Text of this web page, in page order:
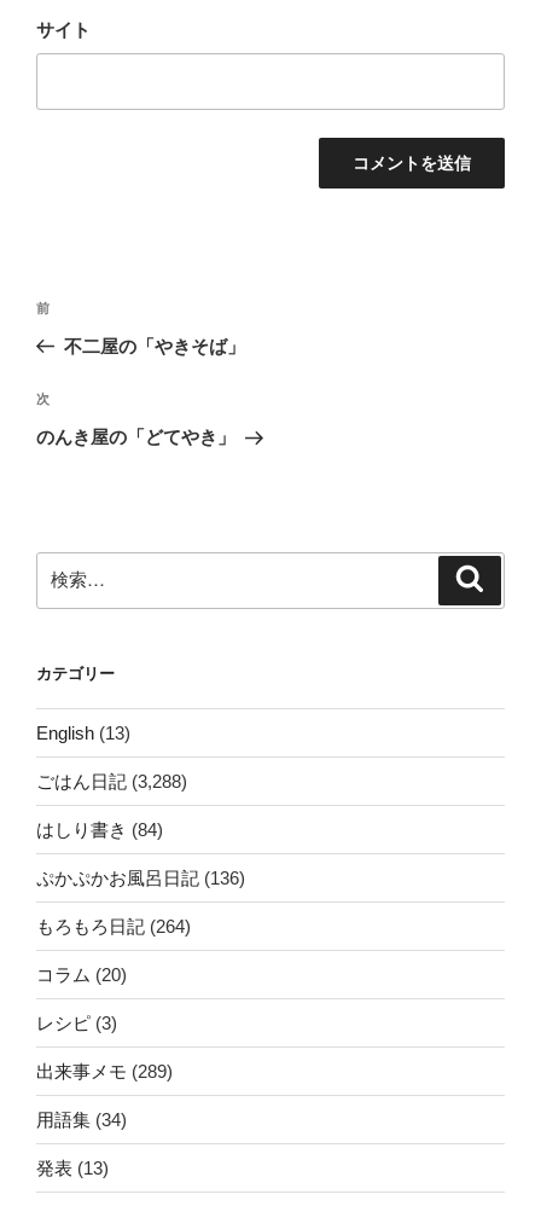
サイト
投
ビ
ゲ
ン
前
の
稿
前
不二屋の「やきそば」
次
の
次
のんき屋の「どてやき」
索:
カテゴリー
English (13)
ごはん日記 (3,288)
はしり書き (84)
ぷかぷかお風呂日記 (136)
もろもろ日記 (264)
コラム (20)
レシピ (3)
出来事メモ (289)
用語集 (34)
発表 (13)